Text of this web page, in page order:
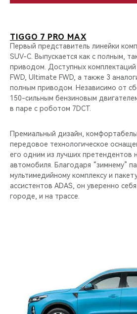
TIGGO 7 PRO MAX
Первый представитель линейки
SUV-C. Выпускается как с полным,
приводом. Доступных комплектаций
FWD, Ultimate FWD, а также 3
полным приводом. Независимо от
150-сильным бензиновым
в паре с роботом 7DCT.
Премиальный дизайн,
передовое технологическое
его одним из лучших претендентов
автомобиля. Благодаря “зимнему”
мультимедийному комплексу и
ассистентов ADAS, он уверенно
городе, и на трассе.